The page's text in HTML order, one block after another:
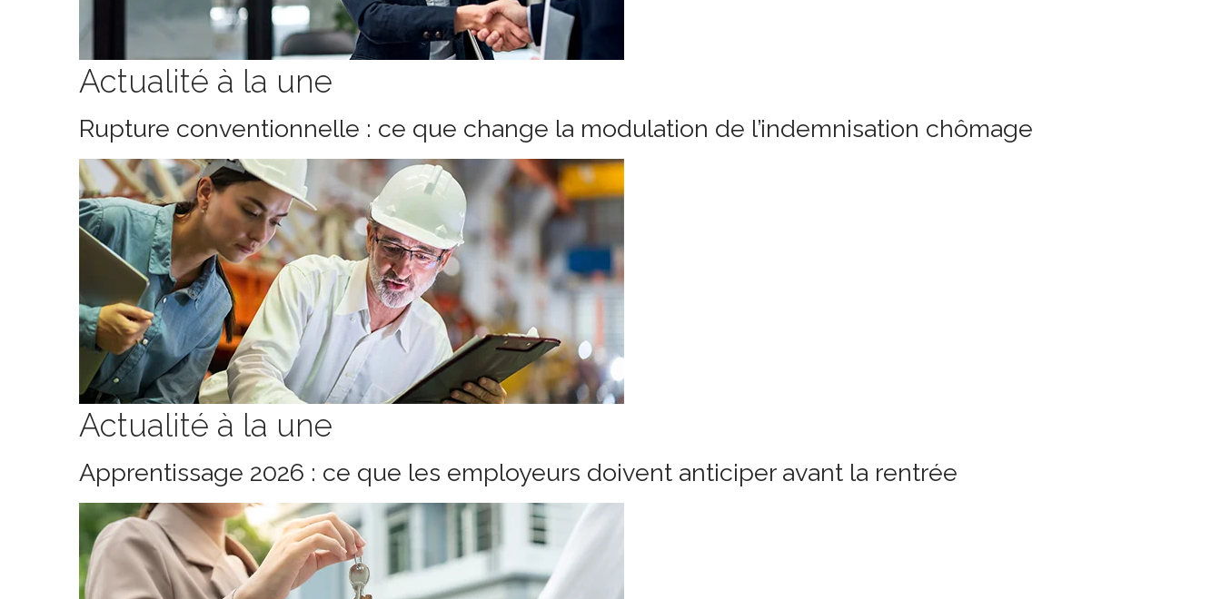
Actualité à la une
Rupture conventionnelle : ce que change la modulation de l’indemnisation chômage
Actualité à la une
Apprentissage 2026 : ce que les employeurs doivent anticiper avant la rentrée